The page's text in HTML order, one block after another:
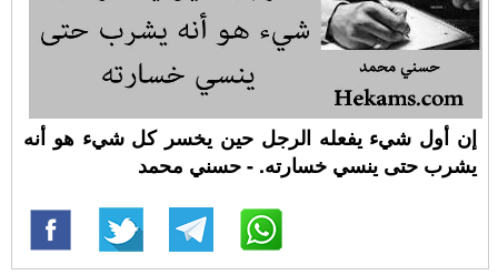
إن أول شيء يفعله الرجل حين يخسر كل شيء هو أنه
يشرب حتى ينسي خسارته. - حسني محمد